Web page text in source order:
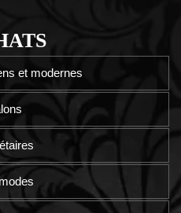
et modernes